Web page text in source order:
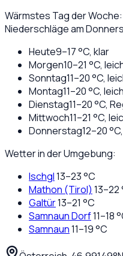
Wärmstes Tag der
Niederschläge am
Heute9–17°C, klar
Morgen10–21 °C,
Sonntag11–20°C,
Montag11–20°C,
Dienstag11–20°C,
Mittwoch11–21 °C,
Donnerstag12–20°C,
Wetter in der Umgebung:
Ischgl13–23°C
Mathon (Tirol) 13–22
Galtür13–21 °C
Samnaun Dorf11–18
Samnaun11–19°C